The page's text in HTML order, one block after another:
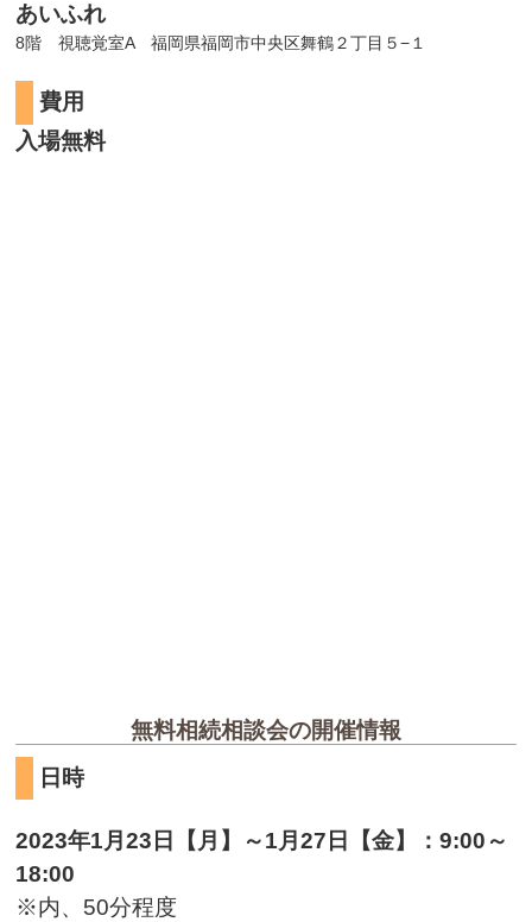
あいふれ
8階 視聴覚室A 福岡県福岡市中央区舞鶴２丁目５−１
費用
入場無料
無料相続相談会の開催情報
日時
2023年1月23日【月】～1月27日【金】：9:00～
18:00
※内、50分程度